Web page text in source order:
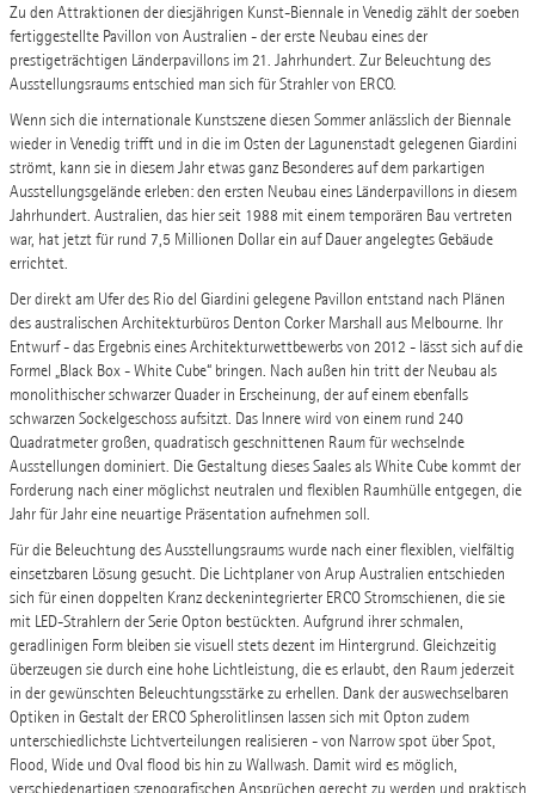
Zu den Attraktionen der diesjährigen Kunst-Biennale in Venedig zählt der soeben
fertiggestellte Pavillon von Australien - der erste Neubau eines der
prestigeträchtigen Länderpavillons im 21. Jahrhundert. Zur Beleuchtung des
Ausstellungsraums entschied man sich für Strahler von ERCO.
Wenn sich die internationale Kunstszene diesen Sommer anlässlich der Biennale
wieder in Venedig trifft und in die im Osten der Lagunenstadt gelegenen Giardini
strömt, kann sie in diesem Jahr etwas ganz Besonderes auf dem parkartigen
Ausstellungsgelände erleben: den ersten Neubau eines Länderpavillons in diesem
Jahrhundert. Australien, das hier seit 1988 mit einem temporären Bau vertreten
war, hat jetzt für rund 7,5 Millionen Dollar ein auf Dauer angelegtes Gebäude
errichtet.
Der direkt am Ufer des Rio del Giardini gelegene Pavillon entstand nach Plänen
des australischen Architekturbüros Denton Corker Marshall aus Melbourne. Ihr
Entwurf - das Ergebnis eines Architekturwettbewerbs von 2012 - lässt sich auf die
Formel „Black Box - White Cube“ bringen. Nach außen hin tritt der Neubau als
monolithischer schwarzer Quader in Erscheinung, der auf einem ebenfalls
schwarzen Sockelgeschoss aufsitzt. Das Innere wird von einem rund 240
Quadratmeter großen, quadratisch geschnittenen Raum für wechselnde
Ausstellungen dominiert. Die Gestaltung dieses Saales als White Cube kommt der
Forderung nach einer möglichst neutralen und flexiblen Raumhülle entgegen, die
Jahr für Jahr eine neuartige Präsentation aufnehmen soll.
Für die Beleuchtung des Ausstellungsraums wurde nach einer flexiblen, vielfältig
einsetzbaren Lösung gesucht. Die Lichtplaner von Arup Australien entschieden
sich für einen doppelten Kranz deckenintegrierter ERCO Stromschienen, die sie
mit LED-Strahlern der Serie Opton bestückten. Aufgrund ihrer schmalen,
geradlinigen Form bleiben sie visuell stets dezent im Hintergrund. Gleichzeitig
überzeugen sie durch eine hohe Lichtleistung, die es erlaubt, den Raum jederzeit
in der gewünschten Beleuchtungsstärke zu erhellen. Dank der auswechselbaren
Optiken in Gestalt der ERCO Spherolitlinsen lassen sich mit Opton zudem
unterschiedlichste Lichtverteilungen realisieren - von Narrow spot über Spot,
Flood, Wide und Oval flood bis hin zu Wallwash. Damit wird es möglich,
verschiedenartigen szenografischen Ansprüchen gerecht zu werden und praktisch